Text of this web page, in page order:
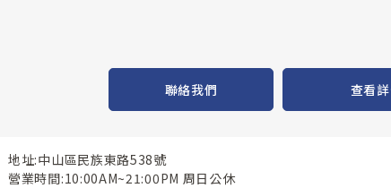
聯絡我們 查看
地址:中山區民族東路538號
營業時間:10:00AM~21:00PM 周日公休